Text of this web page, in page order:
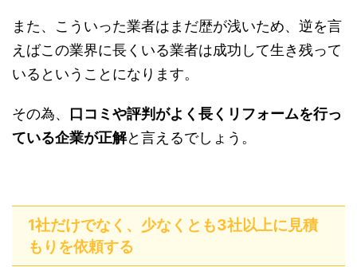
また、こういった業者はまだ歴が浅いため、逆を言
えばこの業界に長くいる業者は成功して生き残って
いるということになります。
その為、 口コミや評判がよく長くリフォームを行っ
ている企業が正解と言えるでしょう。
1社だけでなく、少なくとも3社以上に見積
もりを依頼する